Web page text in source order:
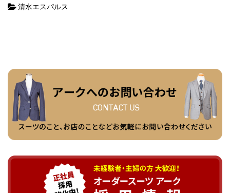
清水エスパルス